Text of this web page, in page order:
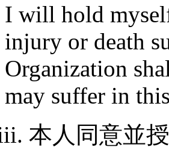
I will hold
injury or death
Organization
may suffer in
本人同意並